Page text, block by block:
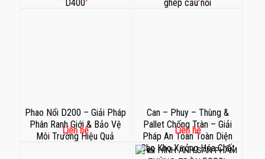
D400
ghép cầu nổi
Phao Nổi D200 – Giải Pháp
Phân Ranh Giới & Bảo Vệ
Môi Trường Hiệu Quả
Liên hệ
Can – Phuy – Thùng &
Pallet Chống Tràn – Giải
Pháp An Toàn Toàn Diện
Cho Kho Xưởng Hóa Chất
Liên hệ